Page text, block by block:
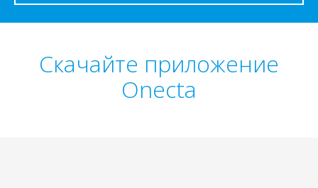
Скачайте приложение
Onecta